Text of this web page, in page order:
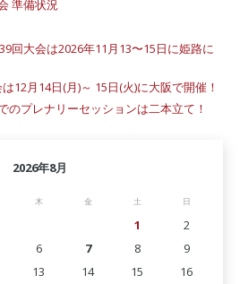
準備状況
回大会は2026年11月13〜15日に姫路に
12月14日(月)～ 15日(火)に大阪で開催！
のプレナリーセッションは二本立て！
2026年8月
木 金 土 日
1
2
6 7 8
9
13 14 15 16